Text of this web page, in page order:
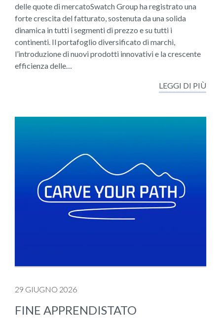
delle quote di mercatoSwatch Group ha registrato una
forte crescita del fatturato, sostenuta da una solida
dinamica in tutti i segmenti di prezzo e su tutti i
continenti. Il portafoglio diversificato di marchi,
l’introduzione di nuovi prodotti innovativi e la crescente
efficienza delle…
LEGGI DI PIÙ
29 GIUGNO 2026
FINE APPRENDISTATO